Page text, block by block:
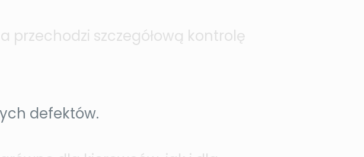
przechodzi szczegółową kontrolę
defektów.